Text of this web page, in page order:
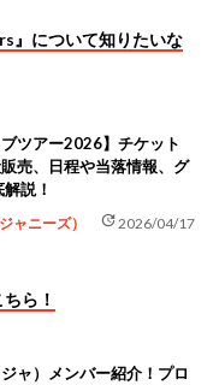
』について知りたいな
ツアー2026】チケット
売、日程や当落情報、グ
説！
ャニーズ） update2026/04/17
ら！
ャ）メンバー紹介！プロ